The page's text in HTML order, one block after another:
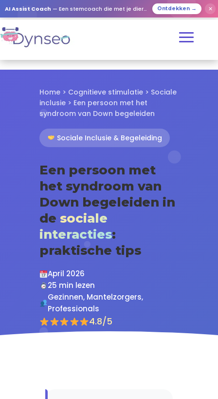
AI Assist Coach — Een stemcoach die met je dierbaren speelt Ontdekken → ✕
Home> Cognitieve stimulatie> Sociale
inclusie> Een persoon met het
syndroom van Down begeleiden
Sociale Inclusie & Begeleiding
Een persoon met
het syndroom van
Down begeleiden in
de sociale
interacties:
praktische tips
April 2026
25 min lezen
Gezinnen, Mantelzorgers,
Professionals
4.8/5